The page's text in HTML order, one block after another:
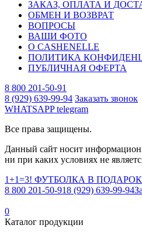
ЗАКАЗ, ОПЛАТА И
ОБМЕН И ВОЗВРАТ
ВОПРОСЫ
ВАШИ ФОТО
О CASHENELLE
ПОЛИТИКА
ПУБЛИЧНАЯ ОФЕРТА
8 800 201-50-91
8 (929) 639-99-94 Заказать звонок
WHATSAPPtelegram
Все права защищены.
Данный сайт носит
ни при каких условиях не
1+1=3! ФУТБОЛКА В ПОДАРОК
8 800 201-50-918 (929) 639-99-94
0
Каталог продукции